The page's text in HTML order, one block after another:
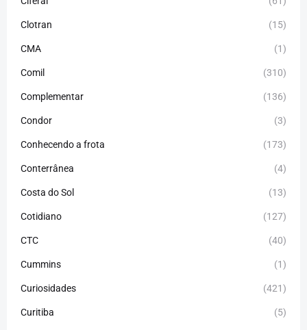
Clotran (15)
CMA (1)
Comil (310)
Complementar (136)
Condor (3)
Conhecendo a frota (173)
Conterrânea (4)
Costa do Sol (13)
Cotidiano (127)
CTC (40)
Cummins (1)
Curiosidades (421)
Curitiba (5)